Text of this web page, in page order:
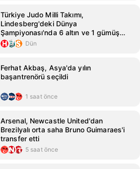
Türkiye Judo Milli Takımı,
Lindesberg'deki Dünya
Şampiyonası'nda 6 altın ve 1 gümüş
madalya kazandı
Dün
Ferhat Akbaş, Asya'da yılın
başantrenörü seçildi
1 saat önce
Arsenal, Newcastle United'dan
Brezilyalı orta saha Bruno Guimaraes'i
transfer etti
5 saat önce